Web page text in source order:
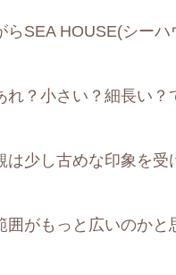
SEA HOUSE(シーハ
？小さい？細長い？
少し古めな印象を受
がもっと広いのかと